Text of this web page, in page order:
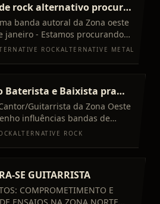
rock alternativo procura
solo
banda autoral da Zona oeste
janeiro - Estamos procurando
solo, de preferência, que more
ROCKALTERNATIVE METAL
Baterista e Baixista pra
Guitarrista da Zona Oeste
influências bandas de
Rock, Hard rock
ALTERNATIVE ROCK
SE GUITARRISTA
E